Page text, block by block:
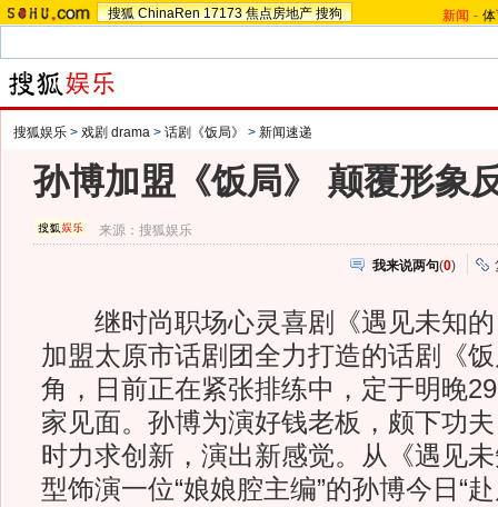
搜狐 ChinaRen 17173 焦点房地产 搜狗 新闻 -
搜狐娱乐 > 戏剧 drama > 话剧《饭局》 > 新闻速递
孙博加盟《饭局》 颠覆形象
来源：搜狐娱乐
我来说两句(0)
继时尚职场心灵喜剧《遇见未知的
加盟太原市话剧团全力打造的话剧《
角，日前正在紧张排练中，定于明晚
家见面。孙博为演好钱老板，颇下功
时力求创新，演出新感觉。从《遇见
型饰演一位“娘娘腔主编”的孙博今日“